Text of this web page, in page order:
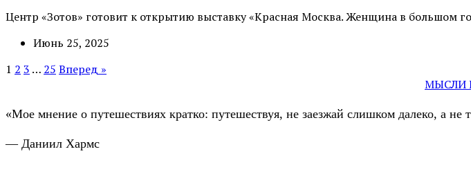
Центр «Зотов» готовит к открытию выставку «Красная Москва. Женщина в
Июнь 25, 2025
1 2 3 … 25 Вперед »
МЫСЛИ
«Мое мнение о путешествиях кратко: путешествуя, не заезжай слишком далеко, а
— Даниил Хармс